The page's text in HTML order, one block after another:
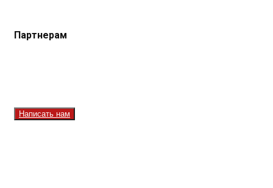
Партнерам
Написать нам